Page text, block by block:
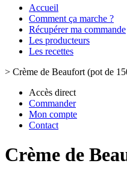
Accueil
Comment ça marche ?
Récupérer ma commande
Les producteurs
Les recettes
> Crème de Beaufort (pot de
Accès direct
Commander
Mon compte
Contact
Crème de